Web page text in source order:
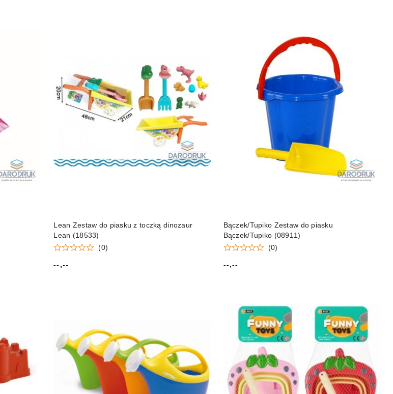
Lean Zestaw do piasku z toczką dinozaur
Lean (18533)
(0)
Cena:
--,--
Bączek/Tupiko Zestaw do piasku
Bączek/Tupiko (08911)
(0)
Cena:
--,--